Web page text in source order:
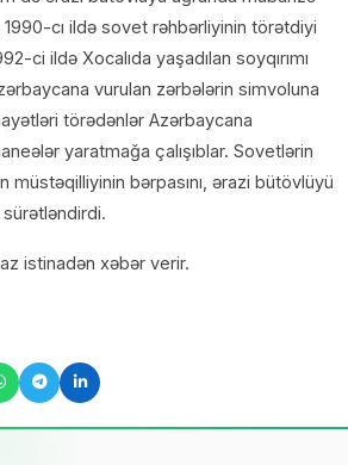
cı ildə sovet rəhbərliyinin törətdiyi
ci ildə Xocalıda yaşadılan soyqırımı
vurulan zərbələrin simvoluna
törədənlər Azərbaycana
yaratmağa çalışıblar. Sovetlərin
müstəqilliyinin bərpasını, ərazi bütövlüyü
istinadən xəbər verir.